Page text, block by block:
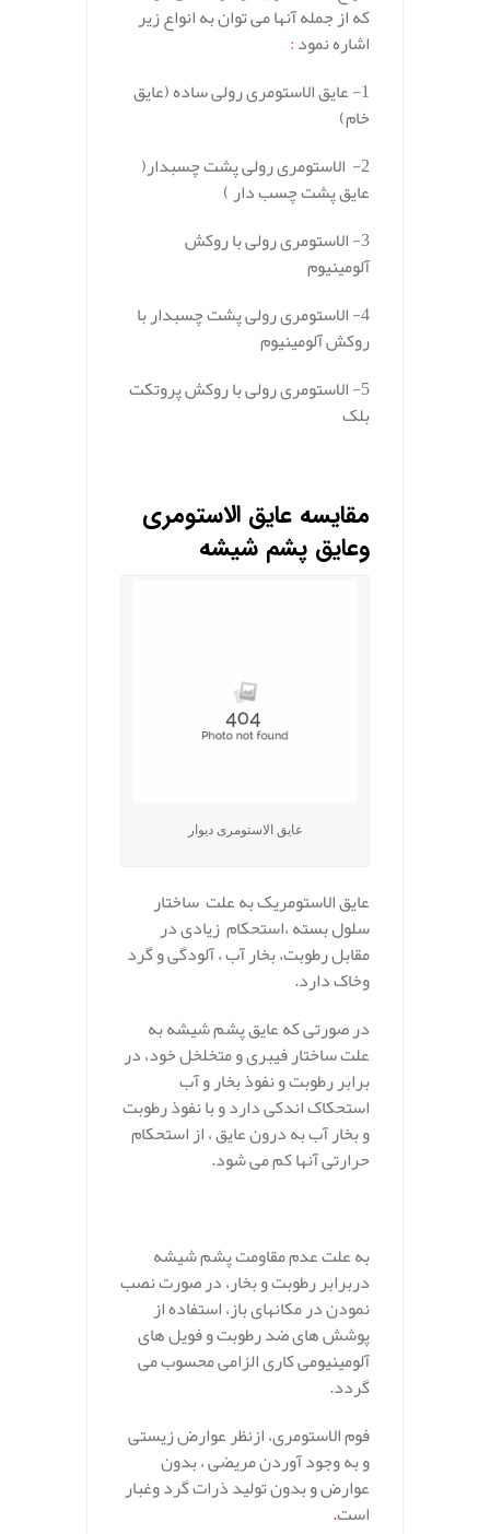
که از جمله آنها می توان به انواع زیر
اشاره نمود:
1- عایق الاستومری رولی ساده (عایق
خام)
2- الاستومری رولی پشت چسبدار(
عایق پشت چسب دار )
3- الاستومری رولی با روکش
آلومینیوم
4- الاستومری رولی پشت چسبدار با
روکش آلومینیوم
5- الاستومری رولی با روکش پروتکت
بلک
مقایسه عایق الاستومری
وعایق پشم شیشه
عایق الاستومری دیوار
عایق الاستومریک به علت ساختار
سلول بسته ،استحکام زیادی در
مقابل رطوبت، بخار آب ، آلودگی و گرد
وخاک دارد.
در صورتی که عایق پشم شیشه به
علت ساختار فیبری و متخلخل خود، در
برابر رطوبت و نفوذ بخار و آب
استحکاک اندکی دارد و با نفوذ رطوبت
و بخار آب به درون عایق ، از استحکام
حرارتی آنها کم می شود.
به علت عدم مقاومت پشم شیشه
دربرابر رطوبت و بخار، در صورت نصب
نمودن در مکانهای باز، استفاده از
پوشش های ضد رطوبت و فویل های
آلومینیومی کاری الزامی محسوب می
گردد.
فوم الاستومری، ازنظر عوارض زیستی
و به وجود آوردن مریضی ، بدون
عوارض و بدون تولید ذرات گرد وغبار
است.